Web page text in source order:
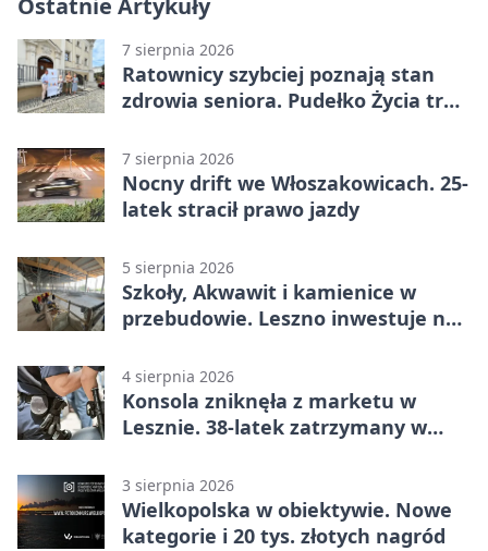
Ostatnie Artykuły
7 sierpnia 2026
Ratownicy szybciej poznają stan
zdrowia seniora. Pudełko Życia trafi
7 sierpnia 2026
Nocny drift we Włoszakowicach. 25-
latek stracił prawo jazdy
5 sierpnia 2026
Szkoły, Akwawit i kamienice w
przebudowie. Leszno inwestuje na
4 sierpnia 2026
Konsola zniknęła z marketu w
Lesznie. 38-latek zatrzymany w
3 sierpnia 2026
Wielkopolska w obiektywie. Nowe
kategorie i 20 tys. złotych nagród